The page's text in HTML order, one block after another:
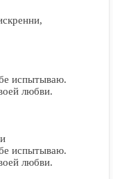
испытываю.
любви.
испытываю.
любви.